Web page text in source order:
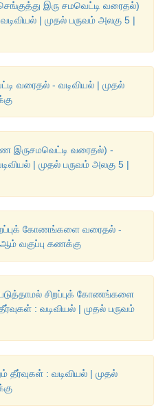
ஆகும்.
இரு சமவெட்டி வரைதல்)
| முதல் பருவம் அலகு 5 |
வரைதல் - வடிவியல் | முதல்
இருசமவெட்டி வரைதல்) -
| முதல் பருவம் அலகு 5 |
கோணங்களை வரைதல் -
வகுப்பு கணக்கு
சிறப்புக் கோணங்களை
: வடிவியல் | முதல் பருவம்
தீர்வுகள் : வடிவியல் | முதல்